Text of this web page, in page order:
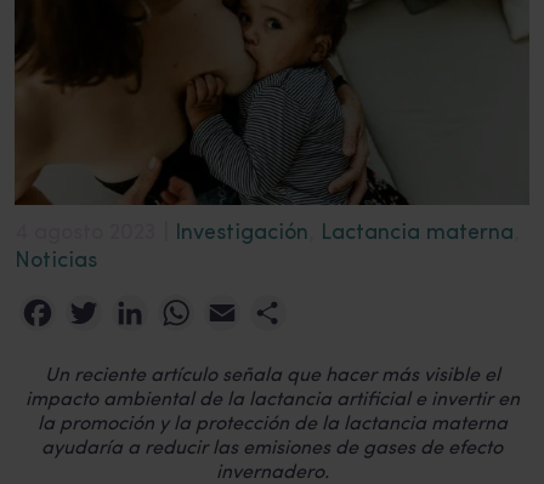
Investigación Lactancia materna
Noticias
FacebookTwitterLinkedInWhatsApp
Email
Un reciente artículo señala que hacer más visible el
impacto ambiental de la lactancia artificial e invertir en
la promoción y la protección de la lactancia materna
ayudaría a reducir las emisiones de gases de efecto
invernadero.